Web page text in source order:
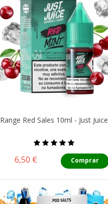
Range Red Sales 10ml - Just Juice
Precio
6,50 € Comprar